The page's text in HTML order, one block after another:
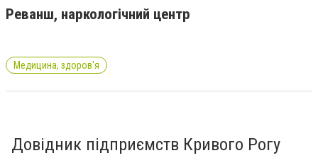
Реванш, наркологічний центр
Медицина, здоров'я
Довідник підприємств Кривого Рогу